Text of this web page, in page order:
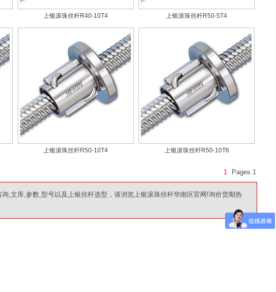
上银滚珠丝杆R40-10T4 上银滚珠丝杆R50-5T4
上银滚珠丝杆R50-10T4 上银滚珠丝杆R50-10T6
1 Pages:1
,文库,参数,型号以及上银丝杆选型，请浏览上银滚珠丝杆华南区官网!询价货期热